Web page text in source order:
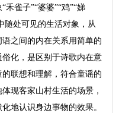
雀子”“婆婆”“鸡”“娣
随处可见的生活对象，从
之间的内在关系用简单的
化，是区别于诗歌内在意
联想和理解，符合童谣的
现客家山村生活的场景，
地认识身边事物的效果。